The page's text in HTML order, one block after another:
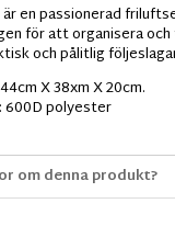
en passionerad
för att organisera
och pålitlig
X 38xm X 20cm.
600D polyester
om denna produkt?